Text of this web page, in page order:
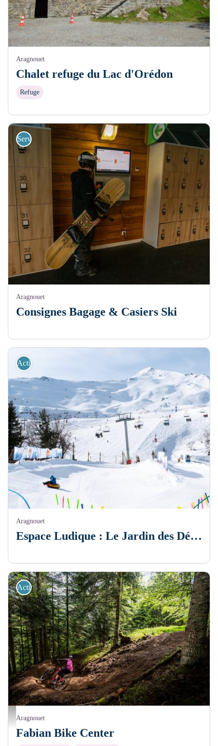
Aragnouet
Chalet refuge du Lac d'Orédon
Refuge
Services
Aragnouet
Consignes Bagage & Casiers Ski
Activités
Aragnouet
Espace Ludique : Le Jardin des Découvertes
David Bergar
Activités
Aragnouet
Fabian Bike Center